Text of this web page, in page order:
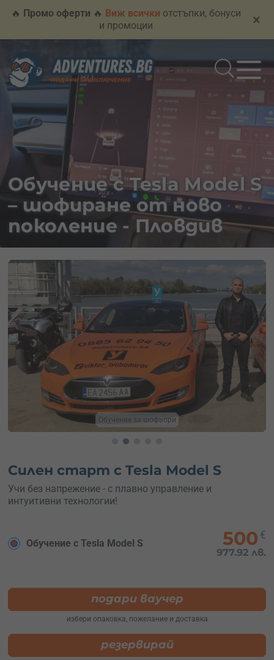
🔥 Промо оферти 🔥 Виж всички отстъпки, бонуси
и промоции
×
Обучение с Tesla Model S
– шофиране от ново
поколение - Пловдив
Учебна кола
Силен старт с Tesla Model S
Учи без напрежение - с плавно управление и
интуитивни технологии!
Обучение с Tesla Model S 500 €
977.92 лв.
подари ваучер
избери опаковка, пожелание и доставка
резервирай